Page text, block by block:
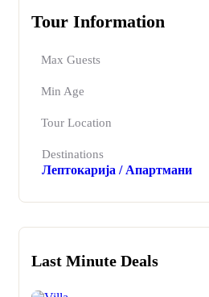
Tour Information
Max Guests
Min Age
Tour Location
Destinations
Лептокарија / Апартмани
Last Minute Deals